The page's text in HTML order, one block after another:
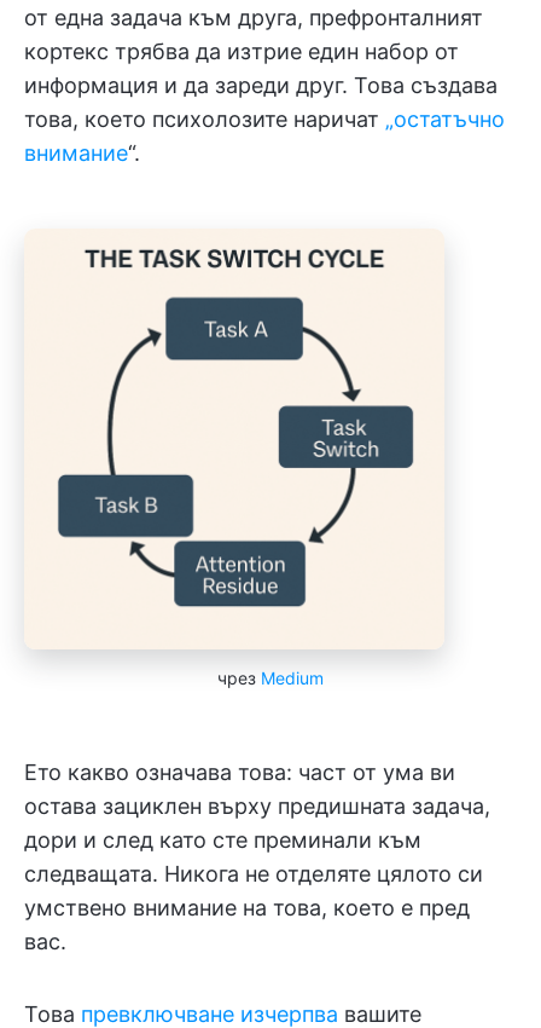
от една задача към друга, префронталният
кортекс трябва да изтрие един набор от
информация и да зареди друг. Това създава
това, което психолозите наричат „остатъчно
внимание“.
чрез Medium
Ето какво означава това: част от ума ви
остава зациклен върху предишната задача,
дори и след като сте преминали към
следващата. Никога не отделяте цялото си
умствено внимание на това, което е пред
вас.
Това превключване изчерпва вашите